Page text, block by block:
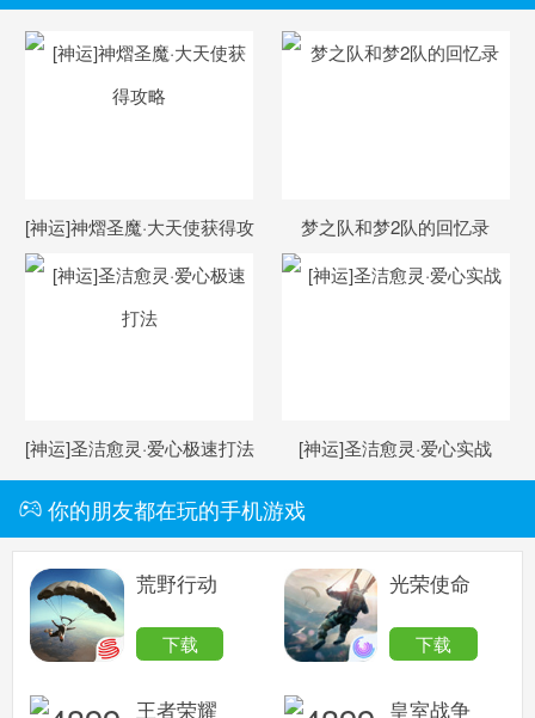
[神运]神熠圣魔·大天使获得攻
略
梦之队和梦2队的回忆录
[神运]圣洁愈灵·爱心极速打法 [神运]圣洁愈灵·爱心实战
你的朋友都在玩的手机游戏
荒野行动
下载
光荣使命
下载
王者荣耀 皇室战争